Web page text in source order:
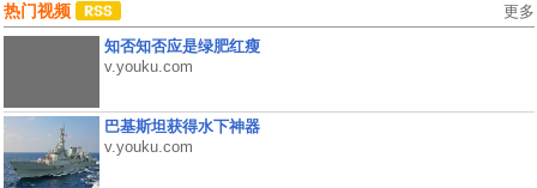
热门视频 更多
知否知否应是绿肥红瘦
v.youku.com
巴基斯坦获得水下神器
v.youku.com